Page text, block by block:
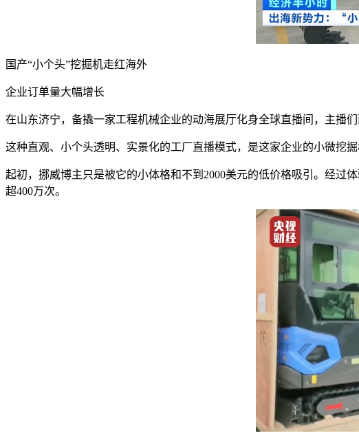
国产“小个头”挖掘机走红海外
企业订单量大幅增长
在山东济宁，备撬一家工程机械企业的动海展厅化身全球直播间，主播
这种直观、小个头透明、实景化的工厂直播模式，是这家企业的小微挖
起初，挪威博主只是被它的小体格和不到2000美元的低价格吸引。经过
超400万次。